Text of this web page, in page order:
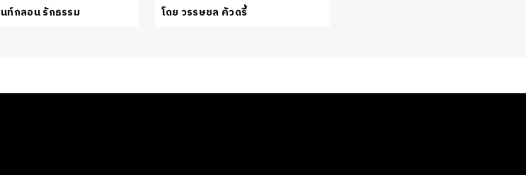
ท์กลอน รักธรรม โดย วรรษชล คัวดรี้